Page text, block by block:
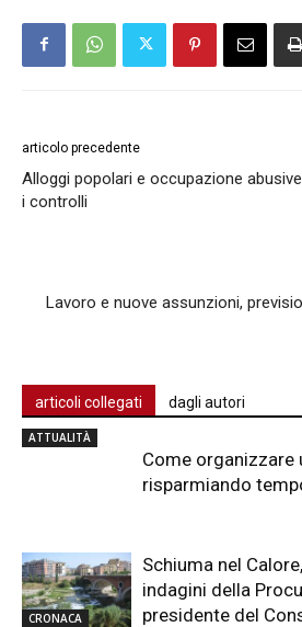
articolo precedente
Alloggi popolari e occupazione
i controlli
Lavoro e nuove assunzioni,
articoli collegati dagli autori
ATTUALITÀ
Come organizzare
risparmiando
CRONACA
Schiuma nel
indagini della
presidente del